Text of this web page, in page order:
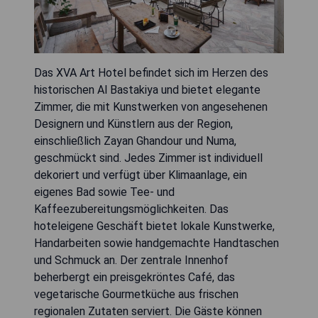
Das XVA Art Hotel befindet sich im Herzen des
historischen Al Bastakiya und bietet elegante
Zimmer, die mit Kunstwerken von angesehenen
Designern und Künstlern aus der Region,
einschließlich Zayan Ghandour und Numa,
geschmückt sind. Jedes Zimmer ist individuell
dekoriert und verfügt über Klimaanlage, ein
eigenes Bad sowie Tee- und
Kaffeezubereitungsmöglichkeiten. Das
hoteleigene Geschäft bietet lokale Kunstwerke,
Handarbeiten sowie handgemachte Handtaschen
und Schmuck an. Der zentrale Innenhof
beherbergt ein preisgekröntes Café, das
vegetarische Gourmetküche aus frischen
regionalen Zutaten serviert. Die Gäste können